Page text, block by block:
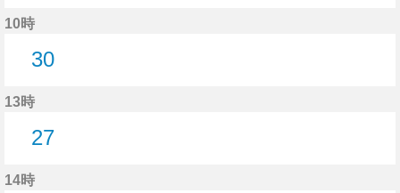
10時
30
13時
27
14時